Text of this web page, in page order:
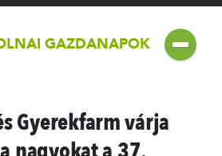
GAZDANAPOK
Gyerekfarm várja